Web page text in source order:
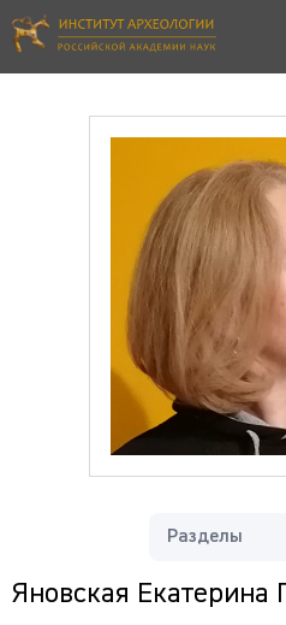
Разделы
Яновская Екатерина